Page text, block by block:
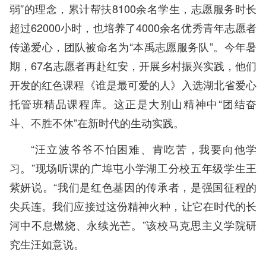
弱”的理念，累计帮扶8100余名学生，志愿服务时长
超过62000小时，也培养了4000余名优秀青年志愿者
传递爱心，团队被命名为“本禹志愿服务队”。今年暑
期，67名志愿者再赴红安，开展乡村振兴实践，他们
开发的红色课程《谁是最可爱的人》入选湖北省爱心
托管班精品课程库。这正是大别山精神中“团结奋
斗、不胜不休”在新时代的生动实践。
“汪立波爷爷不怕困难、肯吃苦，我要向他学
习。”现场听课的广埠屯小学湖工分校五年级学生王
紫妍说。“我们是红色基因的传承者，是强国征程的
尖兵连。我们应接过这份精神火种，让它在时代的长
河中不息燃烧、永续光芒。”该校马克思主义学院研
究生汪如意说。